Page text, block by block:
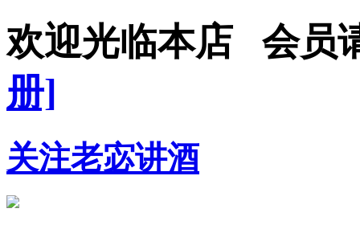
欢迎光临本店 会
册]
关注老宓讲酒